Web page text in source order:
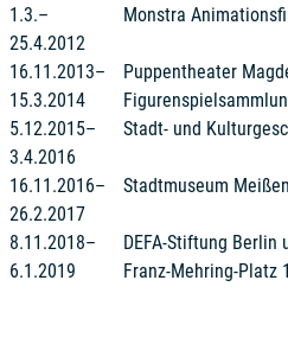
1.3.–
25.4.2012
Monstra
16.11.2013–
15.3.2014
Puppentheater
5.12.2015–
3.4.2016
Stadt- und
16.11.2016–
26.2.2017
Stadtmuseum Meißen
8.11.2018–
6.1.2019
DEFA-Stiftung
Franz-Mehring-Platz